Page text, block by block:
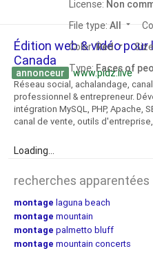
License: Non
File type: All arrow_drop_down
Color:Red arrow_drop_down
Type:Faces of
Édition web & vidéo pour
Canada
annonceur www.pidz.live
Réseau social, achalandage,
professionnel & entrepreneur.
intégration MySQL, PHP, Apache,
canal de vente, outils
Loading...
recherches apparentées
montage laguna beach
montage mountain
montage palmetto bluff
montage mountain concerts